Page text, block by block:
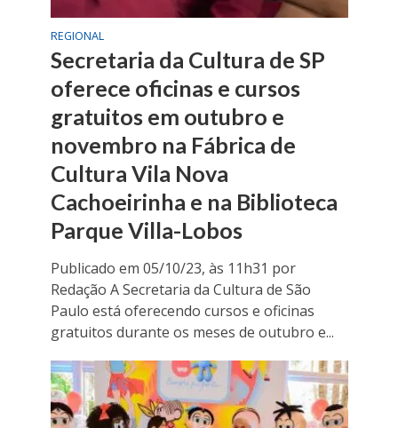
REGIONAL
Secretaria da Cultura de SP
oferece oficinas e cursos
gratuitos em outubro e
novembro na Fábrica de
Cultura Vila Nova
Cachoeirinha e na Biblioteca
Parque Villa-Lobos
Publicado em 05/10/23, às 11h31 por
Redação A Secretaria da Cultura de São
Paulo está oferecendo cursos e oficinas
gratuitos durante os meses de outubro e...